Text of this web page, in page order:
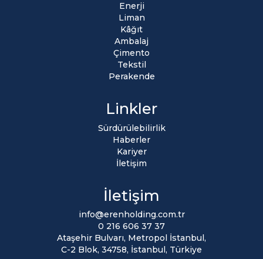
Enerji
Liman
Kâğıt
Ambalaj
Çimento
Tekstil
Perakende
Linkler
Sürdürülebilirlik
Haberler
Kariyer
İletişim
İletişim
info@erenholding.com.tr
0 216 606 37 37
Ataşehir Bulvarı, Metropol İstanbul,
C-2 Blok, 34758, İstanbul, Türkiye